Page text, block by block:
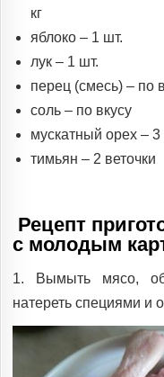
кг
яблоко – 1 шт.
лук – 1 шт.
перец (смесь) – по
соль – по вкусу
мускатный орех –
тимьян – 2 веточки
Рецепт
с молодым
1. Вымыть мясо,
натереть специями и